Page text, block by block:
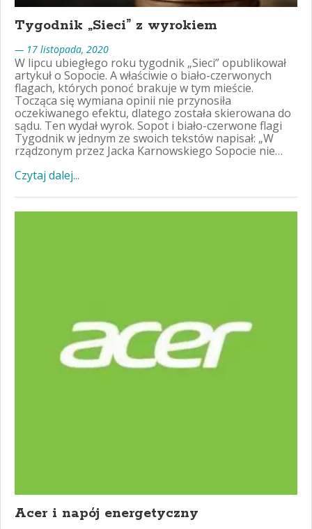
Tygodnik „Sieci” z wyrokiem
— 17 listopada, 2020
W lipcu ubiegłego roku tygodnik „Sieci” opublikował
artykuł o Sopocie. A właściwie o biało-czerwonych
flagach, których ponoć brakuje w tym mieście.
Tocząca się wymiana opinii nie przynosiła
oczekiwanego efektu, dlatego została skierowana do
sądu. Ten wydał wyrok. Sopot i biało-czerwone flagi
Tygodnik w jednym ze swoich tekstów napisał: „W
rządzonym przez Jacka Karnowskiego Sopocie nie…
Czytaj dalej...
Acer i napój energetyczny